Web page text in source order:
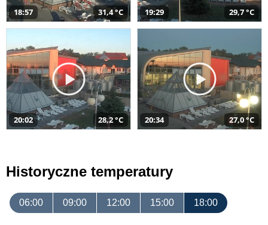
18:57 31,4 °C 19:29 29,7 °C
20:02 28,2 °C 20:34 27,0 °C
Historyczne temperatury
06:00 09:00 12:00 15:00 18:00